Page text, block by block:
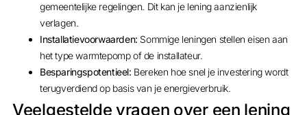
gemeentelijke regelingen. Dit kan je lening aanzienlijk
verlagen.
Installatievoorwaarden: Sommige leningen stellen eisen aan
het type warmtepomp of de installateur.
Besparingspotentieel: Bereken hoe snel je investering wordt
terugverdiend op basis van je energieverbruik.
Veelgestelde vragen over een lening